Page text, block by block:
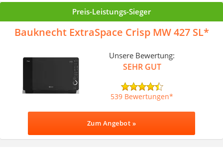
Preis-Leistungs-Sieger
Bauknecht ExtraSpace Crisp MW 427 SL
Unsere Bewertung:
SEHR GUT
539 Bewertungen
Zum Angebot »